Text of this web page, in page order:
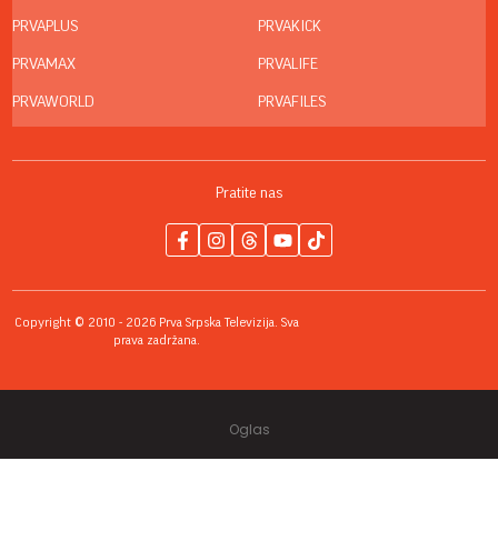
PRVAPLUS
PRVAMAX
PRVAWORLD
PRVAKICK
PRVALIFE
PRVAFILES
Pratite nas
Copyright © 2010 - 2026 Prva Srpska Televizija. Sva
prava zadržana.